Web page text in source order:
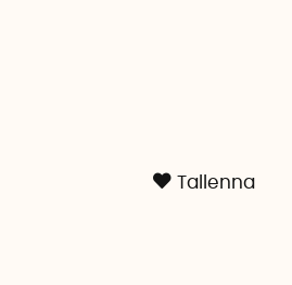
Tallenna